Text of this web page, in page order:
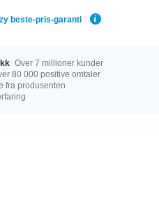
beste-pris-garanti
Over 7 millioner kunder
80 000 positive omtaler
fra produsenten